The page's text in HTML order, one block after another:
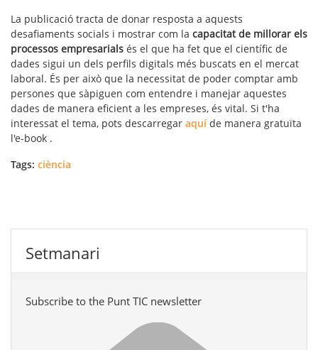
La publicació tracta de donar resposta a aquests
desafiaments socials i mostrar com la capacitat de millorar els
processos empresarials és el que ha fet que el científic de
dades sigui un dels perfils digitals més buscats en el mercat
laboral. És per això que la necessitat de poder comptar amb
persones que sàpiguen com entendre i manejar aquestes
dades de manera eficient a les empreses, és vital. Si t'ha
interessat el tema, pots descarregar aquíde manera gratuïta
l'e-book .
Tags: ciència
Setmanari
Subscribe to the Punt TIC newsletter